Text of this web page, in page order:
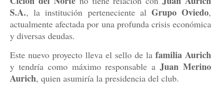
S.A., la institución perteneciente al Grupo Oviedo,
actualmente afectada por una profunda crisis económica
y diversas deudas.
Este nuevo proyecto lleva el sello de la familia Aurich
y tendría como máximo responsable aJuan Merino
Aurich, quien asumiría la presidencia del club.